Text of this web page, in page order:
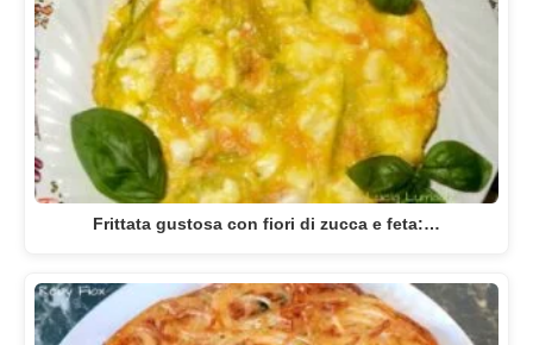
Frittata gustosa con fiori di zucca e feta:…